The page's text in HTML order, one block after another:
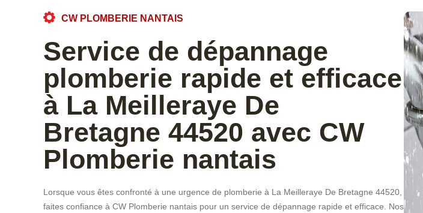
CW PLOMBERIE NANTAIS
Service de dépannage
plomberie rapide et efficace
à La Meilleraye De
Bretagne 44520 avec CW
Plomberie nantais
Lorsque vous êtes confronté à une urgence de plomberie à La Meilleraye De Bretagne 44520,
faites confiance à CW Plomberie nantais pour un service de dépannage rapide et efficace. Nos